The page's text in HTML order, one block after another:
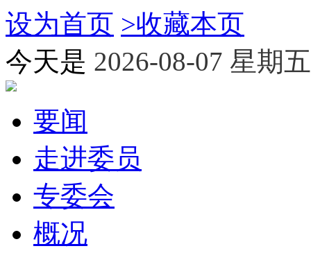
设为首页 >收藏本页
今天是 2026-08-07 星期五
要闻
走进委员
专委会
概况